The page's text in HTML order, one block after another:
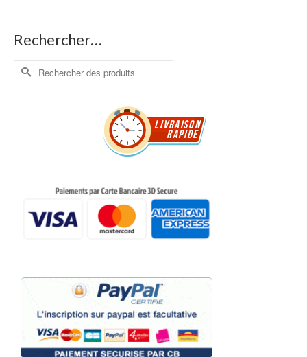
Rechercher…
Rechercher :